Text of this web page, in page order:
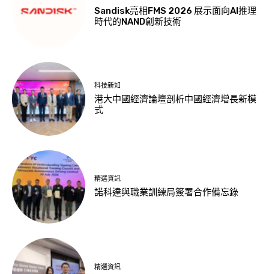
Sandisk亮相FMS 2026 展示面向AI推理
時代的NAND創新技術
科技新知
港大中國經濟論壇剖析中國經濟增長新模
式
精選資訊
諾科達與職業訓練局簽署合作備忘錄
精選資訊